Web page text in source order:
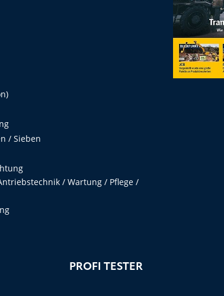
/ Sieben
/ Wartung / Pflege /
PROFI TESTER